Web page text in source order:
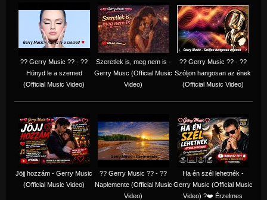
?? Gerry Music ?? - ??
Húnyd le a szemed
(Official Music Video)
Szeretlek is, meg nem is -
Gerry Musc (Official Music
Video)
?? Gerry Music ?? - ??
Szóljon hangosan az ének
(Official Music Video)
Jöjj hozzám - Gerry Music
(Official Music Video)
?? Gerry Music ?? - ??
Naplemente (Official Music
Video)
Ha én szél lehetnék -
Gerry Music (Official Music
Video) ?️❤️ Érzelmes